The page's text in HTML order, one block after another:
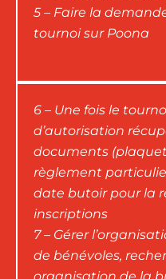
5 – Faire la
tournoi sur Poona
6 – Une fois le
d’autorisation
documents
règlement
date butoir pour la
inscriptions
7 – Gérer
de bénévoles,
organisation de la